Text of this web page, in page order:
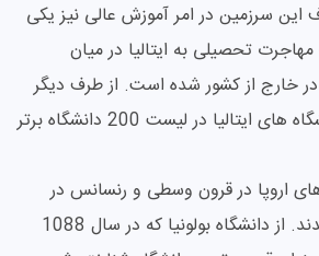
این سرزمین در امر آموزش عالی نیز یکی
تحصیلی به ایتالیا در میان
خارج از کشور شده است. از طرف دیگر
هر ساله بسیاری از دانشگاه های ایتالیا در لیست 200 دانشگاه برتر
اروپا در قرون وسطی و رنسانس در
کشور ایتالیا تاسیس شدند. از دانشگاه بولونیا که در سال 1088